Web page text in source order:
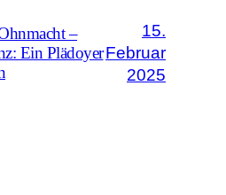
–
Ein Plädoyer
15.
Februar
2025